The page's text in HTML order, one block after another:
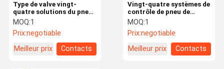
Type de valve vingt-
quatre solutions du pneu
TPMS pour le camion
MOQ:1
Prix:negotiable
Meilleur prix
Contacts
Vingt-quatre systèmes de
contrôle de pneu de
remorque de pneu
MOQ:1
Prix:negotiable
Meilleur prix
Contacts